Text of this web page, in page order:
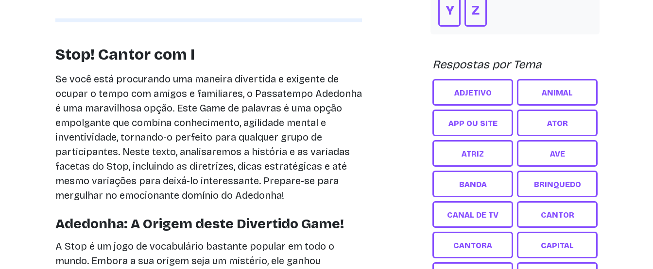
Stop! Cantor com I
Se você está procurando uma maneira divertida e exigente de
ocupar o tempo com amigos e familiares, o Passatempo Adedonha
é uma maravilhosa opção. Este Game de palavras é uma opção
empolgante que combina conhecimento, agilidade mental e
inventividade, tornando-o perfeito para qualquer grupo de
participantes. Neste texto, analisaremos a história e as variadas
facetas do Stop, incluindo as diretrizes, dicas estratégicas e até
mesmo variações para deixá-lo interessante. Prepare-se para
mergulhar no emocionante domínio do Adedonha!
Adedonha: A Origem deste Divertido Game!
A Stop é um jogo de vocabulário bastante popular em todo o
mundo. Embora a sua origem seja um mistério, ele ganhou
Y Z
Respostas por Tema
ADJETIVO ANIMAL
APP OU SITE ATOR
ATRIZ AVE
BANDA BRINQUEDO
CANAL DE TV CANTOR
CANTORA CAPITAL